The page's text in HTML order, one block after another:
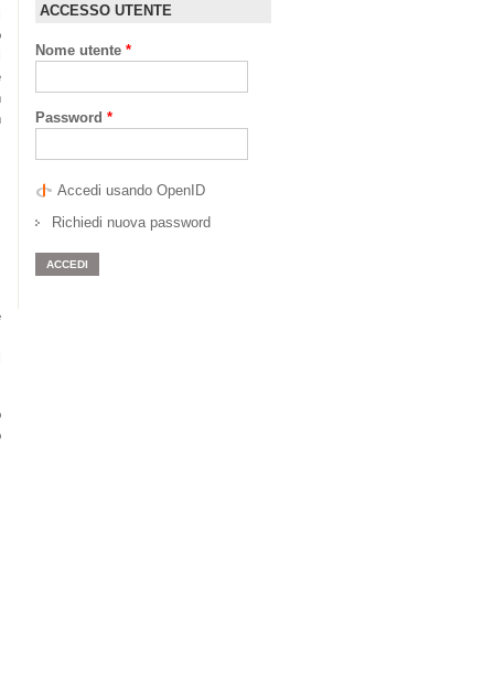
ACCESSO UTENTE
Nome utente *
Password *
Accedi usando OpenID
Richiedi nuova password